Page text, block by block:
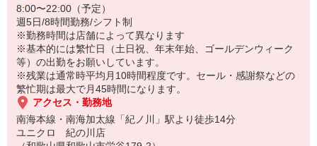
売れ筋商品は何なのかなど、注目ポイントが沢山！
［ 商品整理 ］
お客様がお手に取りやすいように、サイズや色ごとに整理します。
［ ミシン ］
お客様のサイズや好みなどご要望に合わせ、パンツの丈などをミシ
ンで補正します。
［ 試着室対応 ］
サイズの確認〜コーディネートのご提案まで、お客様の試着をお手
伝い。
［ 清掃 ］
8:00〜22:00（予定）
週5日/8時間勤務/シフト制
※勤務時間は店舗によって異なります
※基本的には繁忙日（土日祝、年末年始、ゴールデンウィーク
等）の出勤をお願いしています。
※残業は通常時平均月10時間程度です。セール・感謝祭などの
繁忙期は最大で月45時間になります。
アクセス・勤務地
南海本線・南海加太線「紀ノ川」駅より徒歩14分
ユニクロ 紀の川店